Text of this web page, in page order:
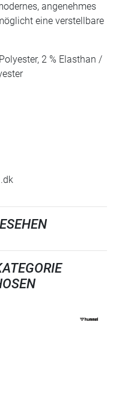
angenehmes
eine verstellbare
2 % Elasthan /